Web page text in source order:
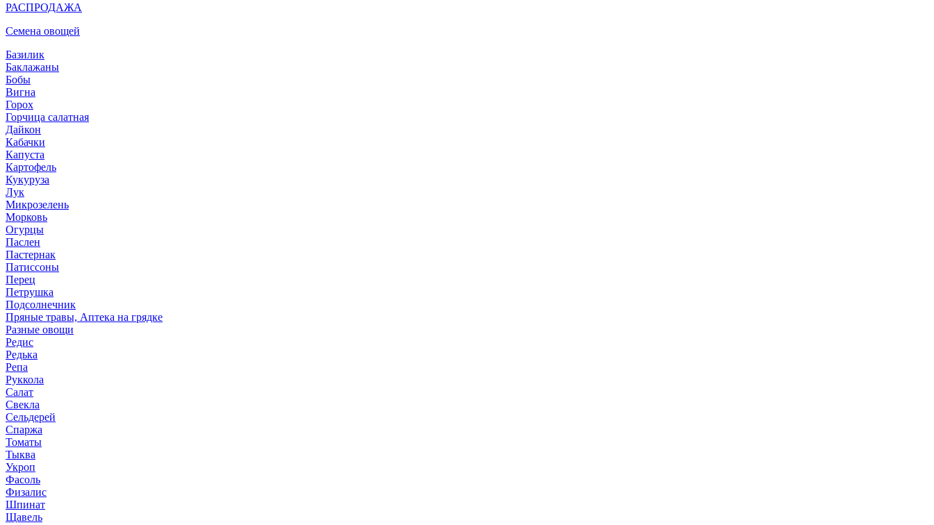
РАСПРОДАЖА
Семена овощей
Базилик
Баклажаны
Бобы
Вигна
Горох
Горчица салатная
Дайкон
Кабачки
Капуста
Картофель
Кукуруза
Лук
Микрозелень
Морковь
Огурцы
Паслен
Пастернак
Патиссоны
Перец
Петрушка
Подсолнечник
Пряные травы, Аптека на грядке
Разные овощи
Редис
Редька
Репа
Руккола
Салат
Свекла
Сельдерей
Спаржа
Томаты
Тыква
Укроп
Фасоль
Физалис
Шпинат
Щавель